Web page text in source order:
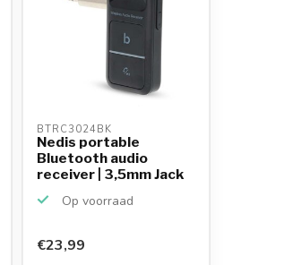
BTRC3024BK
Nedis portable
Bluetooth audio
receiver | 3,5mm Jack
Op voorraad
Klantenbeoordeling
€23,99